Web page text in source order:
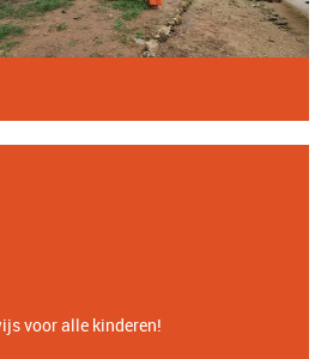
voor alle kinderen!